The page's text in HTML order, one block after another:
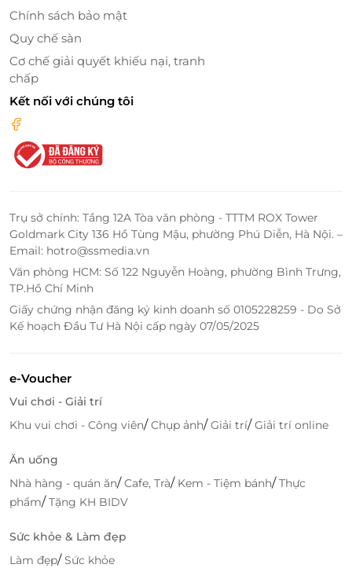
Giá trên đã bao gồm phí phục vụ và thuế
GTGT
Đặt phòng chờ ưu đãi trên LifeLink
Hiện nay, việc đặt phòng chờ sân bay giá ưu đãi trở
nên đơn giản hơn thông qua
giúp khách hàng nhanh chóng lựa chọn dịch vụ phù
hợp với nhu cầu và ngân sách.
Lợi ích khi đặt dịch vụ qua LifeLink:
Nhiều chương trình khuyến mãi độc quyền.
Đặt chỗ nhanh chóng.
Thanh toán linh hoạt.
Hỗ trợ khách hàng tận tâm.
Thông tin minh bạch, dễ theo dõi.
Việc đặt trước không chỉ giúp đảm bảo chỗ ngồi mà
Lifelink
Chính sách bảo mật
Quy chế sàn
Cơ chế giải quyết khiếu nại, tranh
chấp
Kết nối với chúng tôi
Trụ sở chính: Tầng 12A Tòa văn phòng - TTTM ROX Tower
Goldmark City 136 Hồ Tùng Mậu, phường Phú Diễn, Hà Nội. –
Email: hotro@ssmedia.vn
Văn phòng HCM: Số 122 Nguyễn Hoàng, phường Bình Trưng,
TP.Hồ Chí Minh
Giấy chứng nhận đăng ký kinh doanh số 0105228259 - Do Sở
Kế hoạch Đầu Tư Hà Nội cấp ngày 07/05/2025
e-Voucher
Vui chơi - Giải trí
Khu vui chơi - Công viên/Chụp ảnh/Giải trí/Giải trí online
Ăn uống
Nhà hàng - quán ăn/Cafe, Trà/ Kem - Tiệm bánh/Thực
phẩm/Tặng KH BIDV
Sức khỏe & Làm đẹp
Làm đẹp/Sức khỏe